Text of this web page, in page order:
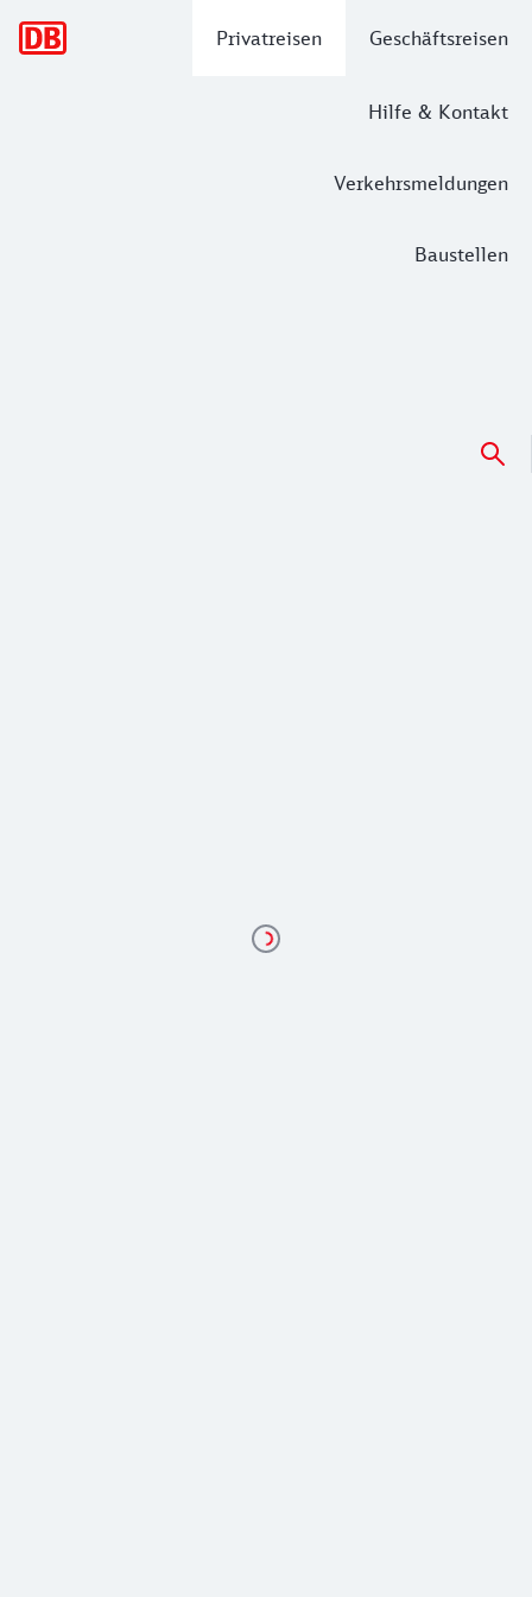
Privatreisen Geschäftsreisen
Hilfe & Kontakt
Verkehrsmeldungen
Baustellen